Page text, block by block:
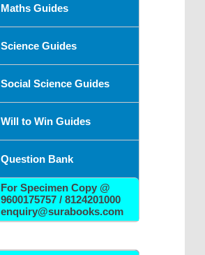
Maths Guides
Science Guides
Social Science Guides
Will to Win Guides
Question Bank
For Specimen Copy @
9600175757 / 8124201000
enquiry@surabooks.com